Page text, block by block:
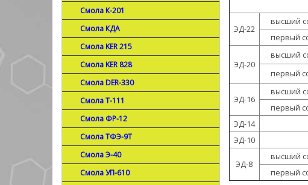
Смола К-201
Смола КДА
Смола KER 215
Смола KER 828
Смола DER-330
Смола Т-111
Смола ФР-12
Смола ТФЭ-9Т
Смола Э-40
Смола УП-610
ЭД-22
высший
первый
ЭД-20
высший
первый
ЭД-16
высший
первый
ЭД-14
ЭД-10
ЭД-8
высший
первый